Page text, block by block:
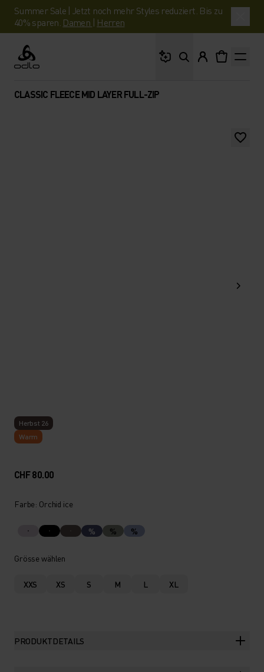
Summer Sale | Jetzt noch mehr Styles reduziert. Bis zu
40% sparen. Damen | Herren
Odlo
CLASSIC FLEECE MID LAYER FULL-ZIP
Herbst 26
Warm
CHF 80.00
Farbe: Orchid ice
% % %
Grösse wählen
XXS XS S M L XL
PRODUKTDETAILS